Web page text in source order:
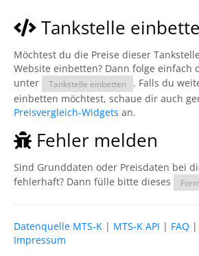
Tankstelle
Möchtest du die Preise dieser
Website einbetten? Dann folge einfach
unter
Tankstelle einbetten
. Falls du
einbetten möchtest, schaue dir auch
Preisvergleich-Widgets an.
Fehler melden
Sind Grunddaten oder Preisdaten bei
fehlerhaft? Dann fülle bitte dieses
Datenquelle MTS-K | MTS-K API | FAQ |
Impressum